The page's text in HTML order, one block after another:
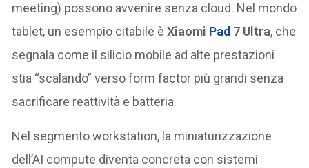
meeting) possono avvenire senza cloud. Nel mondo
tablet, un esempio citabile èXiaomi Pad 7 Ultra, che
segnala come il silicio mobile ad alte prestazioni
stia “scalando” verso form factor più grandi senza
sacrificare reattività e batteria.
Nel segmento workstation, la miniaturizzazione
dell’AI compute diventa concreta con sistemi